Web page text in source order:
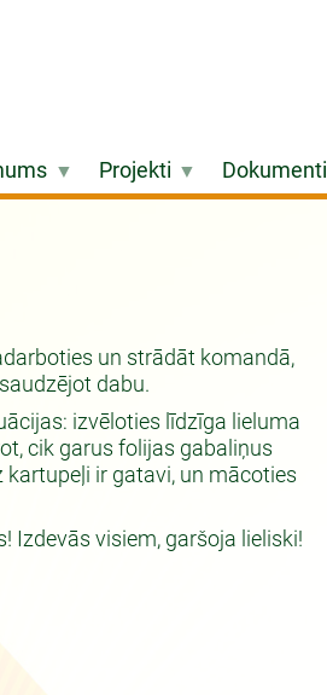
Projekti Dokumenti
un strādāt komandā,
dabu.
izvēloties līdzīga lieluma
cik garus folijas gabaliņus
ir gatavi, un mācoties
Izdevās visiem, garšoja lieliski!